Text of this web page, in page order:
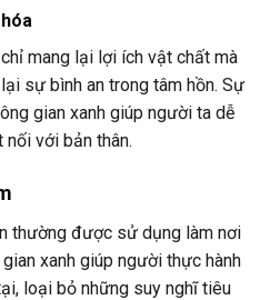
mang lại lợi ích vật chất mà
sự bình an trong tâm hồn. Sự
gian xanh giúp người ta dễ
với bản thân.
thường được sử dụng làm nơi
xanh giúp người thực hành
loại bỏ những suy nghĩ tiêu